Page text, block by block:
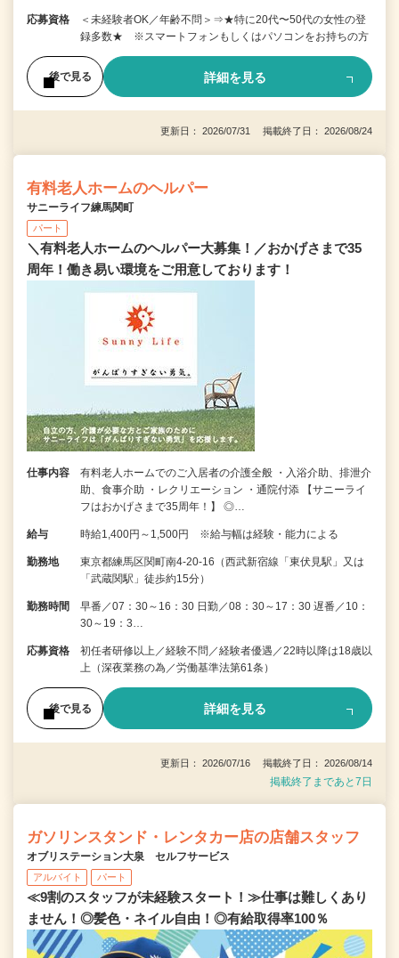
応募資格
＜未経験者OK／年齢不問＞⇒★特に20代〜50代の女性の登
録多数★ ※スマートフォンもしくはパソコンをお持ちの方
後で見る 詳細を見る
更新日： 2026/07/31 掲載終了日： 2026/08/24
有料老人ホームのヘルパー
サニーライフ練馬関町
パート
＼有料老人ホームのヘルパー大募集！／おかげさまで35
周年！働き易い環境をご用意しております！
仕事内容
有料老人ホームでのご入居者の介護全般 ・入浴介助、排泄介
助、食事介助 ・レクリエーション ・通院付添 【サニーライ
フはおかげさまで35周年！】 ◎…
給与 時給1,400円～1,500円 ※給与幅は経験・能力による
勤務地
東京都練馬区関町南4-20-16（西武新宿線「東伏見駅」又は
「武蔵関駅」徒歩約15分）
勤務時間
早番／07：30～16：30 日勤／08：30～17：30 遅番／10：
30～19：3…
応募資格
初任者研修以上／経験不問／経験者優遇／22時以降は18歳以
上（深夜業務の為／労働基準法第61条）
後で見る 詳細を見る
更新日： 2026/07/16 掲載終了日： 2026/08/14
掲載終了まであと7日
ガソリンスタンド・レンタカー店の店舗スタッフ
オブリステーション大泉 セルフサービス
アルバイト パート
≪9割のスタッフが未経験スタート！≫仕事は難しくあり
ません！◎髪色・ネイル自由！◎有給取得率100％